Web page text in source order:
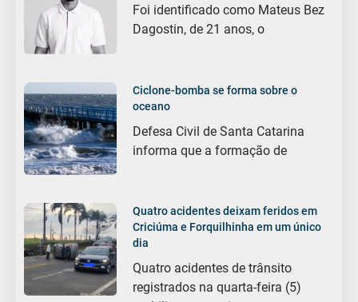
Foi identificado como Mateus Bez
Dagostin, de 21 anos, o
Ciclone-bomba se forma sobre o
oceano
Defesa Civil de Santa Catarina
informa que a formação de
Quatro acidentes deixam feridos em
Criciúma e Forquilhinha em um único
dia
Quatro acidentes de trânsito
registrados na quarta-feira (5)